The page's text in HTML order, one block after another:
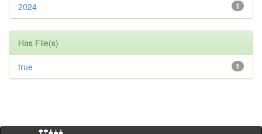
1
2024
Has File(s)
1
true